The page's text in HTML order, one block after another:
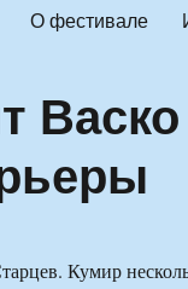
О фестивале
Кумир